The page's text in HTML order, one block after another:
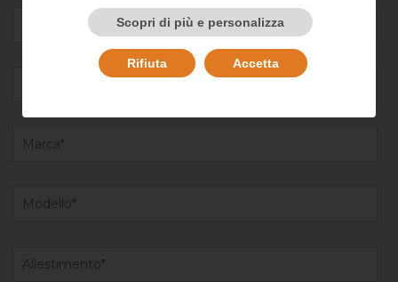
Scopri di più e personalizza
Rifiuta Accetta